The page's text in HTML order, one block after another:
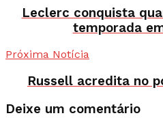
Leclerc conquista
temporada
Próxima Notícia
Russell acredita no
Deixe um comentário